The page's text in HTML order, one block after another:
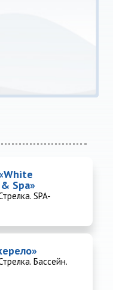
Spa»
SPA-
Бассейн.